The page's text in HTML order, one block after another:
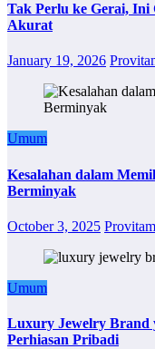
Tak Perlu ke Gerai,
Akurat
January 19, 2026
Umum
Kesalahan dalam
Berminyak
October 3, 2025
Umum
Luxury Jewelry Brand
Perhiasan Pribadi